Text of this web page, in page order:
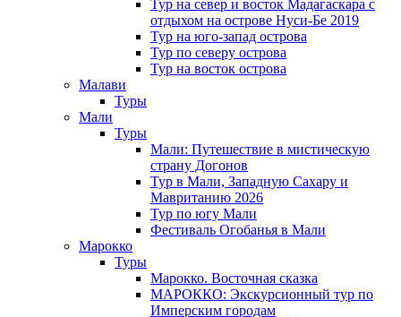
Тур на север и восток Мадагаскара с
отдыхом на острове Нуси-Бе 2019
Тур на юго-запад острова
Тур по северу острова
Тур на восток острова
Малави
Туры
Мали
Туры
Мали: Путешествие в мистическую
страну Догонов
Тур в Мали, Западную Сахару и
Мавританию 2026
Тур по югу Мали
Фестиваль Огобанья в Мали
Марокко
Туры
Марокко. Восточная сказка
МАРОККО: Экскурсионный тур по
Имперским городам